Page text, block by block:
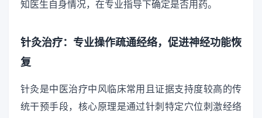
知医生自身情况，在专业指导下确定是否用药。
针灸治疗：专业操作疏通经络，促进神经功能恢
复
针灸是中医治疗中风临床常用且证据支持度较高的传
统干预手段，核心原理是通过针刺特定穴位刺激经络